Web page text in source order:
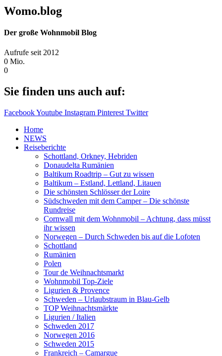
Womo.blog
Der große Wohnmobil Blog​
Aufrufe seit 2012
0 Mio.
0
Sie finden uns auch auf:
FacebookYoutube Instagram Pinterest Twitter
Home
NEWS
Reiseberichte
Schottland, Orkney, Hebriden
Donaudelta Rumänien
Baltikum Roadtrip – Gut zu wissen
Baltikum – Estland, Lettland, Litauen
Die schönsten Schlösser der Loire
Südschweden mit dem Camper – Die schönste
Rundreise
Cornwall mit dem Wohnmobil – Achtung, dass müsst
ihr wissen
Norwegen – Durch Schweden bis auf die Lofoten
Schottland
Rumänien
Polen
Tour de Weihnachtsmarkt
Wohnmobil Top-Ziele
Ligurien & Provence
Schweden – Urlaubstraum in Blau-Gelb
TOP Weihnachtsmärkte
Ligurien / Italien
Schweden 2017
Norwegen 2016
Schweden 2015
Frankreich – Camargue